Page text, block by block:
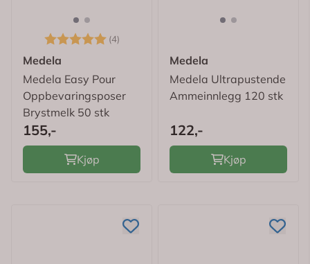
Karakter: (4)
Medela
Medela Easy Pour
Oppbevaringsposer
Brystmelk 50 stk
155,-
Kjøp
Medela
Medela Ultrapustende
Ammeinnlegg 120 stk
122,-
Kjøp